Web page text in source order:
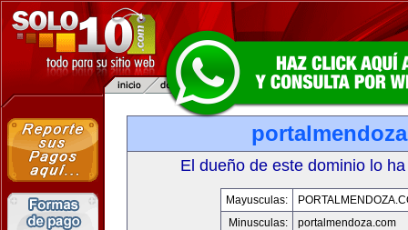
El dueño de este dominio lo
Mayusculas:
Minusculas:
portalmendoza.com